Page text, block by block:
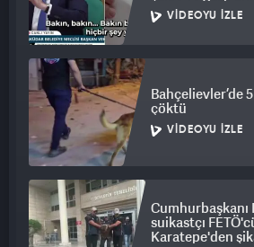
VIDEOYU İZLE
Bahçelievler’de
çöktü
VIDEOYU İZLE
Cumhurbaşkanı
suikastçı
Karatepe'den